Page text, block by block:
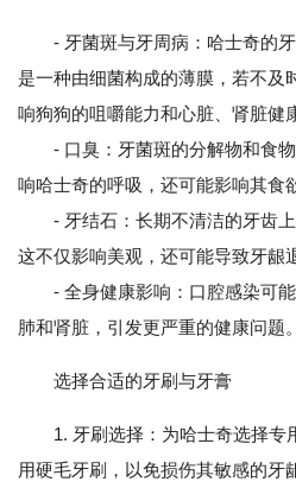
- 牙菌斑与牙周病：哈士奇的
是一种由细菌构成的薄膜，若不及
响狗狗的咀嚼能力和心脏、肾脏健
- 口臭：牙菌斑的分解物和食物
响哈士奇的呼吸，还可能影响其食
- 牙结石：长期不清洁的牙齿上
这不仅影响美观，还可能导致牙龈
- 全身健康影响：口腔感染可能
肺和肾脏，引发更严重的健康问题。
选择合适的牙刷与牙膏
1. 牙刷选择：为哈士奇选择专
用硬毛牙刷，以免损伤其敏感的牙